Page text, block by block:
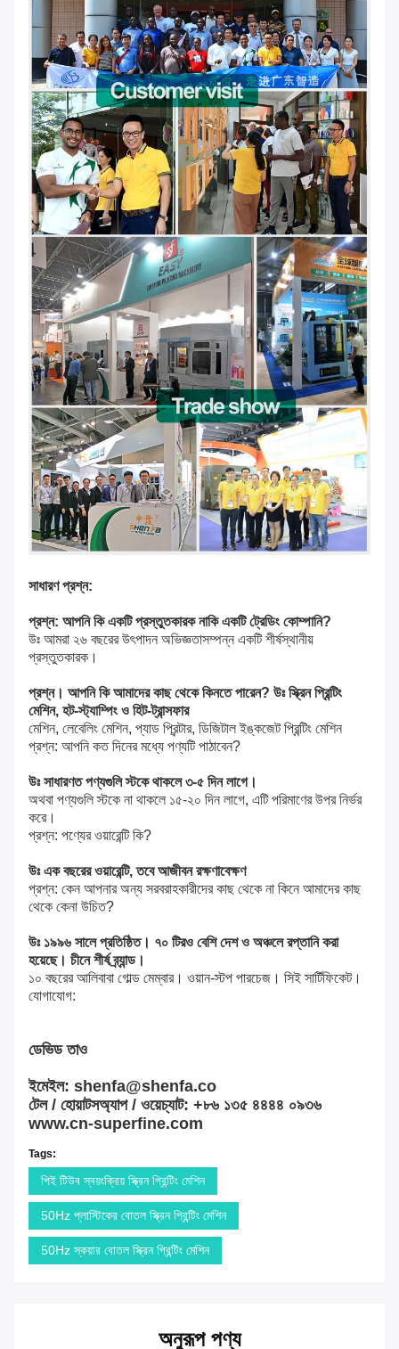
সাধারণ প্রশ্ন:
প্রশ্ন: আপনি কি একটিপ্রস্তুতকারক নাকিএকটিট্রেডিং কোম্পানি?
উঃ আমরা ২৬ বছরের উৎপাদন অভিজ্ঞতাসম্পন্ন একটি শীর্ষস্থানীয়
প্রস্তুতকারক।
প্রশ্ন। আপনি কি আমাদের কাছ থেকে কিনতে পারেন? উঃ স্ক্রিন প্রিন্টিং
মেশিন, হট-স্ট্যাম্পিং ও হিট-ট্রান্সফার
মেশিন, লেবেলিং মেশিন, প্যাড প্রিন্টার, ডিজিটাল ইঙ্কজেট প্রিন্টিং মেশিন
প্রশ্ন: আপনি কত দিনের মধ্যে পণ্যটি পাঠাবেন?
উঃ সাধারণত পণ্যগুলি স্টকে থাকলে ৩-৫ দিন লাগে।
অথবা পণ্যগুলি স্টকে না থাকলে ১৫-২০ দিন লাগে, এটি পরিমাণের উপর নির্ভর
করে।
প্রশ্ন: পণ্যের ওয়ারেন্টি কি?
উঃ এক বছরের ওয়ারেন্টি, তবে আজীবন রক্ষণাবেক্ষণ
প্রশ্ন: কেন আপনার অন্য সরবরাহকারীদের কাছ থেকে না কিনে আমাদের কাছ
থেকে কেনা উচিত?
উঃ ১৯৯৬ সালে প্রতিষ্ঠিত। ৭০ টিরও বেশি দেশ ও অঞ্চলে রপ্তানি করা
হয়েছে। চীনে শীর্ষ ব্র্যান্ড।
১০ বছরের আলিবাবা গোল্ড মেম্বার। ওয়ান-স্টপ পারচেজ। সিই সার্টিফিকেট।
যোগাযোগ:
ডেভিড তাও
ইমেইল: shenfa@shenfa.co
টেল / হোয়াটসঅ্যাপ / ওয়েচ্যাট: +৮৬ ১৩৫ ৪৪৪৪ ০৯৩৬
www.cn-superfine.com
Tags:
পিই টিউব স্বয়ংক্রিয় স্ক্রিন প্রিন্টিং মেশিন
50Hz প্লাস্টিকের বোতল স্ক্রিন প্রিন্টিং মেশিন
50Hz স্কয়ার বোতল স্ক্রিন প্রিন্টিং মেশিন
অনুরূপ পণ্য